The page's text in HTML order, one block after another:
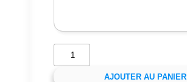
AJOUTER AU PANIER